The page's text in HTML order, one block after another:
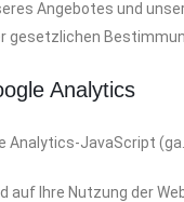
Angebotes und
Analytics
Analytics-JavaScript
Ihre Nutzung der